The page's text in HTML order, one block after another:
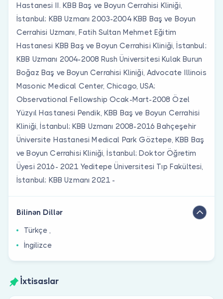
Hastanesi II. KBB Baş ve Boyun Cerrahisi Kliniği,
İstanbul; KBB Uzmanı 2003-2004 KBB Baş ve Boyun
Cerrahisi Uzmanı, Fatih Sultan Mehmet Eğitim
Hastanesi KBB Baş ve Boyun Cerrahisi Kliniği, İstanbul;
KBB Uzmanı 2004-2008 Rush Üniversitesi Kulak Burun
Boğaz Baş ve Boyun Cerrahisi Kliniği, Advocate Illinois
Masonic Medical Center, Chicago, USA;
Observational Fellowship Ocak-Mart-2008 Özel
Yüzyıl Hastanesi Pendik, KBB Baş ve Boyun Cerrahisi
Kliniği, İstanbul; KBB Uzmanı 2008-2016 Bahçeşehir
Üniversite Hastanesi Medical Park Göztepe, KBB Baş
ve Boyun Cerrahisi Kliniği, İstanbul; Doktor Öğretim
Üyesi 2016- 2021 Yeditepe Üniversitesi Tıp Fakültesi,
İstanbul; KBB Uzmanı 2021 -
Bilinən Dillər
Türkçe ,
İngilizce
İxtisaslar